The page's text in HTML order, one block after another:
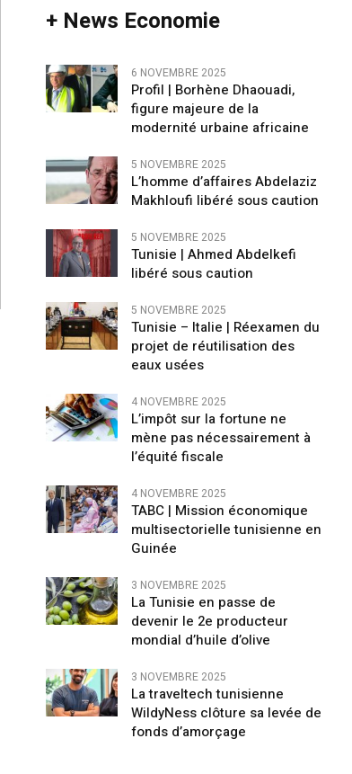
+ News Economie
6 NOVEMBRE 2025
Profil | Borhène Dhaouadi,
figure majeure de la
modernité urbaine africaine
5 NOVEMBRE 2025
L’homme d’affaires Abdelaziz
Makhloufi libéré sous caution
5 NOVEMBRE 2025
Tunisie | Ahmed Abdelkefi
libéré sous caution
5 NOVEMBRE 2025
Tunisie – Italie | Réexamen du
projet de réutilisation des
eaux usées
4 NOVEMBRE 2025
L’impôt sur la fortune ne
mène pas nécessairement à
l’équité fiscale
4 NOVEMBRE 2025
TABC | Mission économique
multisectorielle tunisienne en
Guinée
3 NOVEMBRE 2025
La Tunisie en passe de
devenir le 2e producteur
mondial d’huile d’olive
3 NOVEMBRE 2025
La traveltech tunisienne
WildyNess clôture sa levée de
fonds d’amorçage